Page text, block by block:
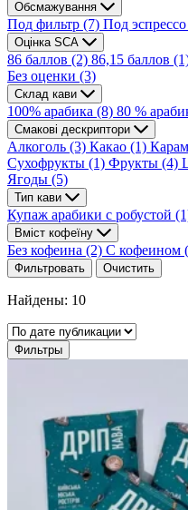
Обсмажування
Под фильтр (7) Под эспрессо
Оцінка SCA
86 баллов (2) 86,15 баллов
Без оценки (3)
Склад кави
100% арабика (8) 80 %
Смакові дескриптори
Алкоголь (3) Какао (1)
Сухофрукты (1) Фрукты (4)
Ягоды (5)
Тип кави
Купаж арабики с робустой
Вміст кофеїну
Без кофеина (2) С кофеином
Фильтровать Очистить
Найдены: 10
Фильтры